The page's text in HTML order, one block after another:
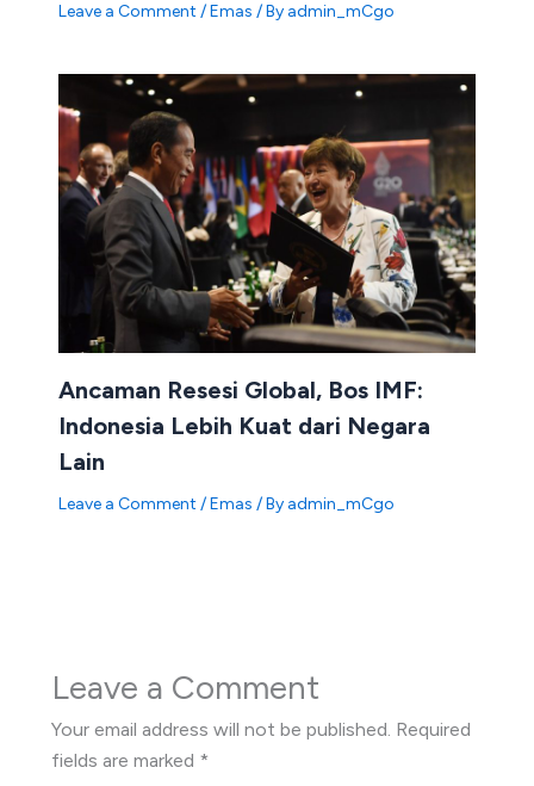
Leave a Comment /Emas / By admin_mCgo
Ancaman Resesi Global, Bos IMF:
Indonesia Lebih Kuat dari Negara
Lain
Leave a Comment /Emas / By admin_mCgo
Leave a Comment
Your email address will not be published. Required
fields are marked *